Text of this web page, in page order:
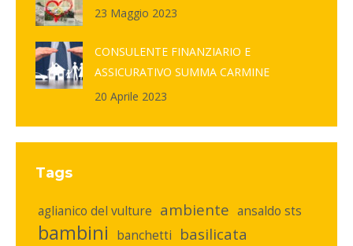
23 Maggio 2023
CONSULENTE FINANZIARIO E
ASSICURATIVO SUMMA CARMINE
20 Aprile 2023
Tags
aglianico del vulture ambiente ansaldo sts
bambini banchetti basilicata